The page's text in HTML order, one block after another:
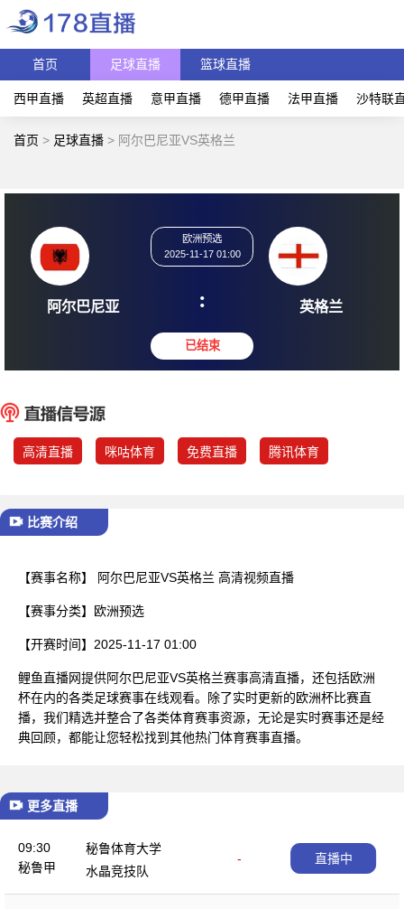
首页 足球直播 篮球直播
西甲直播 英超直播 意甲直播 德甲直播 法甲直播 沙特联
首页 > 足球直播 > 阿尔巴尼亚VS英格兰
阿尔巴尼亚
2025-11-17 01:00
: 英
高清直播 咪咕体育 免费直播 腾讯体育
比赛介绍
【赛事名称】 阿尔巴尼亚VS英格兰 高清视频直播
【赛事分类】 欧洲预选
【开赛时间】 2025-11-17 01:00
鲤鱼直播网提供阿尔巴尼亚VS英格兰赛事高清直播，还包括欧洲
杯在内的各类足球赛事在线观看。除了实时更新的欧洲杯比赛直
播，我们精选并整合了各类体育赛事资源，无论是实时赛事还是经
典回顾，都能让您轻松找到其他热门体育赛事直播。
更多直播
09:30
秘鲁甲
秘鲁体育大学
-
水晶竞技队
直播中